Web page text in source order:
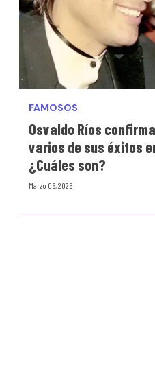
FAMOSOS
Osvaldo Ríos
varios de sus éxitos
¿Cuáles son?
Marzo 06, 2025